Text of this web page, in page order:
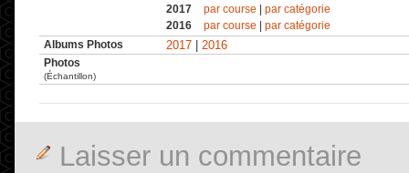
2017
par course
par catégorie
2016
par course
par catégorie
Albums Photos
2017 2016
Photos
(Échantillon)
Laisser un commentaire